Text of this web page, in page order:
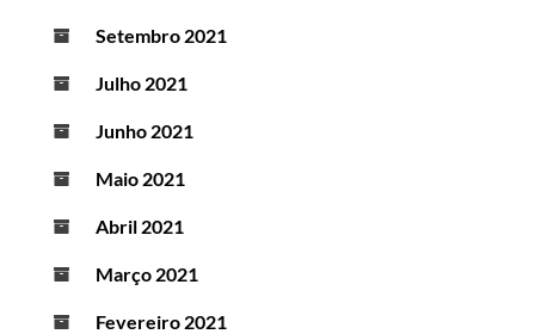
Setembro 2021
Julho 2021
Junho 2021
Maio 2021
Abril 2021
Março 2021
Fevereiro 2021